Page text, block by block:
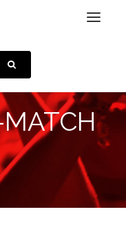
Toggle